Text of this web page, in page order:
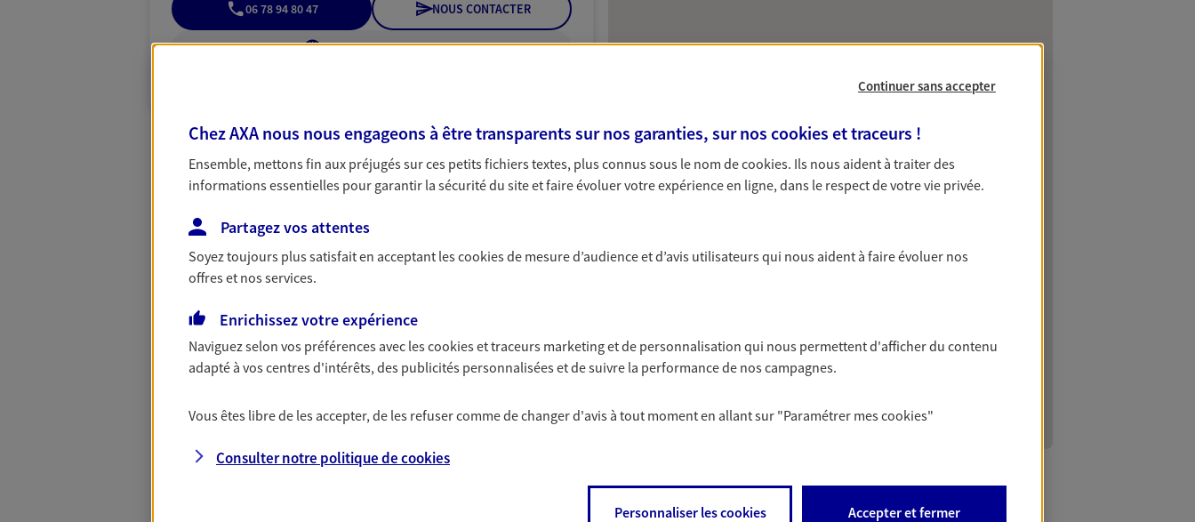
06 78 94 80 47 NOUS CONTACTER
VOIR NOTRE SITE WEB
Continuer sans accepter
Chez AXA nous nous engageons à être transparents sur nos garanties, sur nos cookies et traceurs !
Ensemble, mettons fin aux préjugés sur ces petits fichiers textes, plus connus sous le nom decookies. Ils nous aident à traiter des
informations essentielles pour garantir la sécurité du site et faire évoluer votre expérience en ligne, dans le respect de votre vie privée.
Partagez vos attentes
Soyez toujours plus satisfait en acceptant lescookiesde mesure d’audience et d’avis utilisateurs qui nous aident à faire évoluer nos
offres et nos services.
Enrichissez votre expérience
Naviguez selon vos préférences avec lescookies et traceurs marketing et de personnalisation qui nous permettent d'afficher du contenu
adapté à vos centres d'intérêts, des publicités personnalisées et de suivre la performance de nos campagnes.
Vous êtes libre de les accepter, de les refuser comme de changer d'avis à tout moment en allant sur "Paramétrer mescookies"
Consulter notre politique decookies
Personnaliser les cookies Accepter et fermer